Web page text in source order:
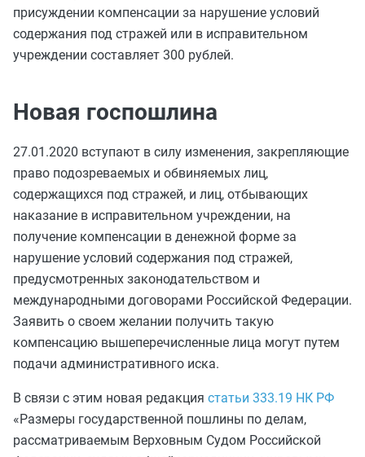
присуждении компенсации за нарушение условий
содержания под стражей или в исправительном
учреждении составляет 300 рублей.
Новая госпошлина
27.01.2020 вступают в силу изменения, закрепляющие
право подозреваемых и обвиняемых лиц,
содержащихся под стражей, и лиц, отбывающих
наказание в исправительном учреждении, на
получение компенсации в денежной форме за
нарушение условий содержания под стражей,
предусмотренных законодательством и
международными договорами Российской Федерации.
Заявить о своем желании получить такую
компенсацию вышеперечисленные лица могут путем
подачи административного иска.
В связи с этим новая редакция статьи 333.19 НК РФ
«Размеры государственной пошлины по делам,
рассматриваемым Верховным Судом Российской